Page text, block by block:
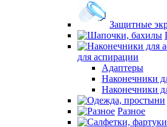
Защитные
для аспирации
Адаптеры
Наконечники
Наконечники
Разное